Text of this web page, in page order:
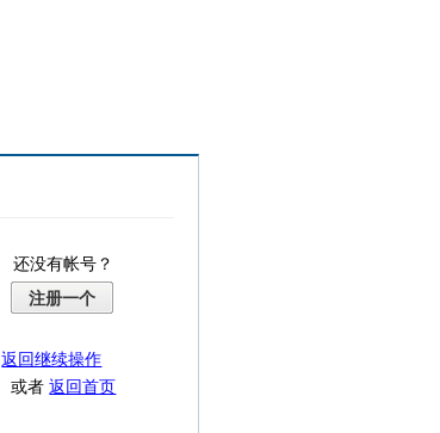
还没有帐号？
注册一个
返回继续操作
或者返回首页